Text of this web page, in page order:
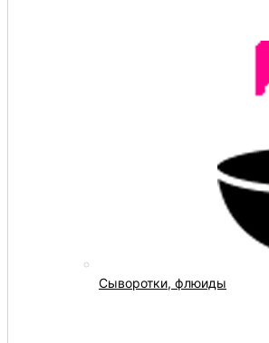
Сыворотки, флюиды